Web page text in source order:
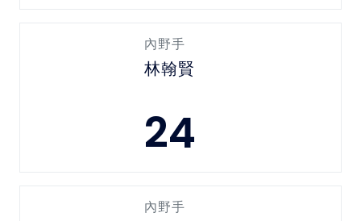
內野手
林翰賢
24
內野手